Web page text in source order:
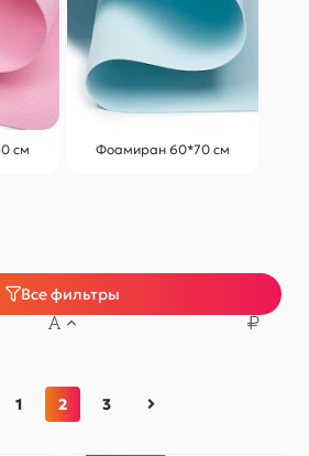
см Фоамиран 60*70 см
Все фильтры
1 2 3